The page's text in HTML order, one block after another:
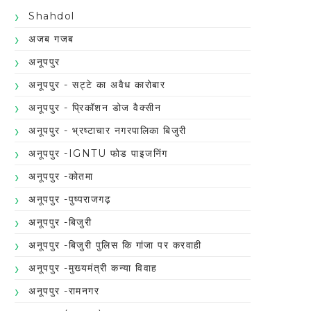
Shahdol
अजब गजब
अनूपपुर
अनूपपुर - सट्टे का अवैध कारोबार
अनूपपुर - प्रिकॉशन डोज वैक्सीन
अनूपपुर - भ्रष्टाचार नगरपालिका बिजुरी
अनूपपुर -IGNTU फोड पाइजनिंग
अनूपपुर -कोतमा
अनूपपुर -पुष्पराजगढ़
अनूपपुर -बिजुरी
अनूपपुर -बिजुरी पुलिस कि गांजा पर करवाही
अनूपपुर -मुख्यमंत्री कन्या विवाह
अनूपपुर -रामनगर